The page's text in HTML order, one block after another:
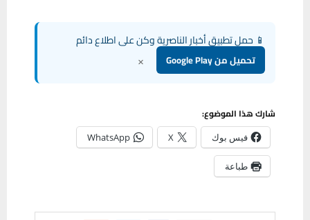
📱 حمل تطبيق أخبار الناصرية وكن على اطلاع دائم
تحميل من Google Play ×
شارك هذا الموضوع:
فيس بوك X
WhatsApp
طباعة